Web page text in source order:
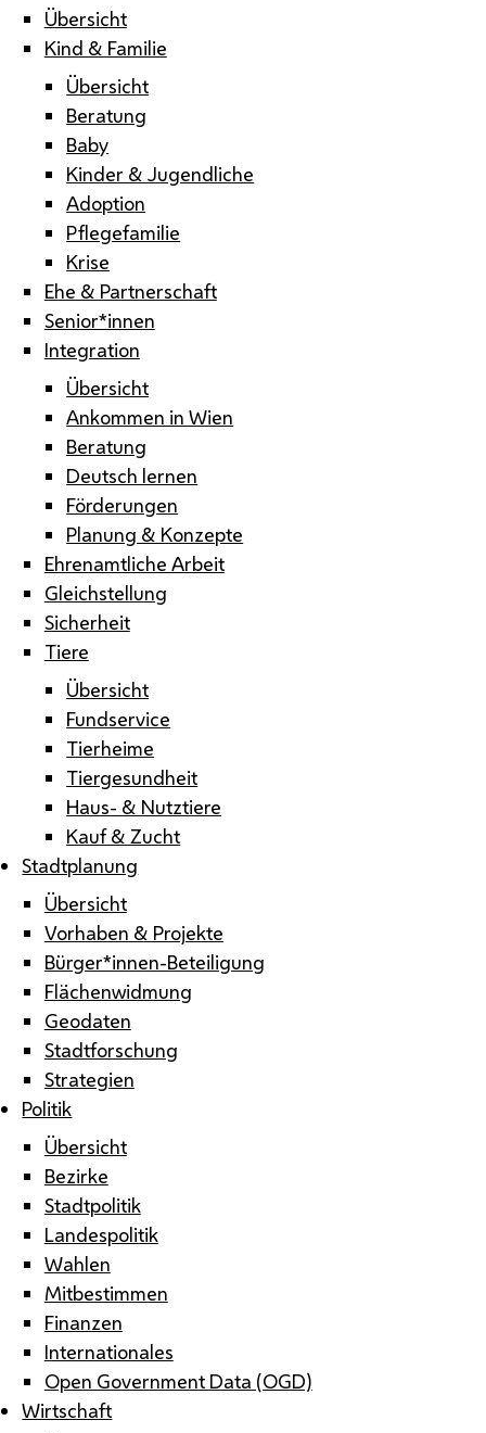
Übersicht
Kind & Familie
Übersicht
Beratung
Baby
Kinder & Jugendliche
Adoption
Pflegefamilie
Krise
Ehe & Partnerschaft
Senior*innen
Integration
Übersicht
Ankommen in Wien
Beratung
Deutsch lernen
Förderungen
Planung & Konzepte
Ehrenamtliche Arbeit
Gleichstellung
Sicherheit
Tiere
Übersicht
Fundservice
Tierheime
Tiergesundheit
Haus- & Nutztiere
Kauf & Zucht
Stadtplanung
Übersicht
Vorhaben & Projekte
Bürger*innen-Beteiligung
Flächenwidmung
Geodaten
Stadtforschung
Strategien
Politik
Übersicht
Bezirke
Stadtpolitik
Landespolitik
Wahlen
Mitbestimmen
Finanzen
Internationales
Open Government Data (OGD)
Wirtschaft